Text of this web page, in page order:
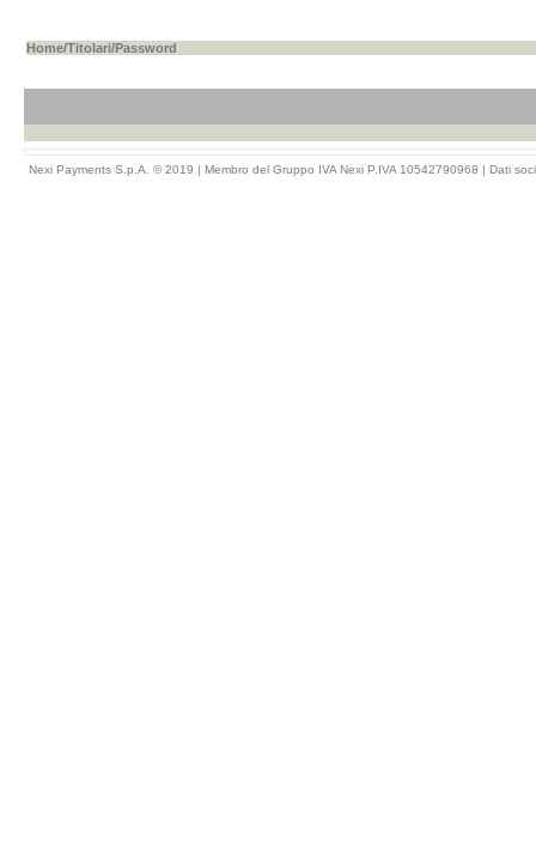
Home/Titolari/Password
Nexi Payments S.p.A. © 2019 | Membro del Gruppo IVA Nexi P.IVA 10542790968 | Dati